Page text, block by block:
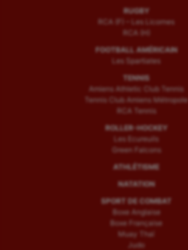
RUGBY
RCA (F) – Les Licornes
RCA (H)
FOOTBALL AMÉRICAIN
Les Spartiates
TENNIS
Amiens Athletic Club Tennis
Tennis Club Amiens Métropole
RCA Tennis
ROLLER-HOCKEY
Les Ecureuils
Green Falcons
ATHLÉTISME
NATATION
SPORT DE COMBAT
Boxe Anglaise
Boxe Française
Muay Thaï
Judo